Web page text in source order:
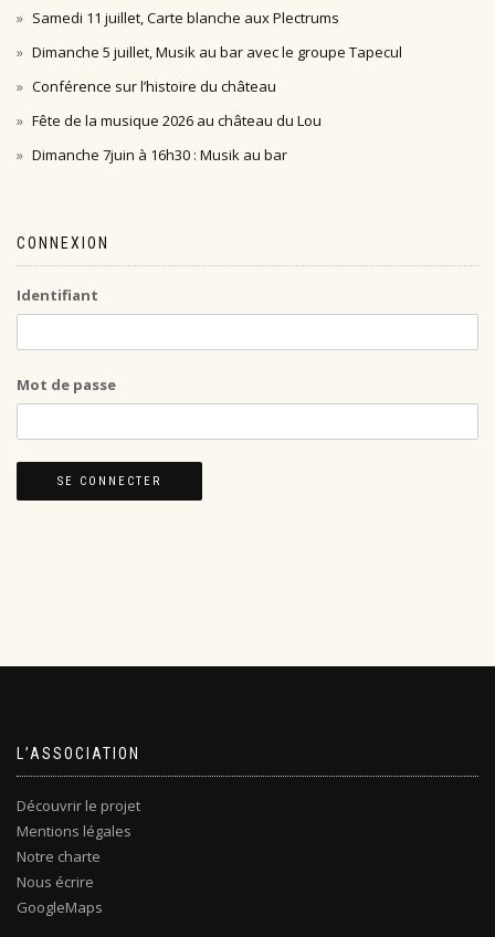
Samedi 11 juillet, Carte blanche aux Plectrums
Dimanche 5 juillet, Musik au bar avec le groupe Tapecul
Conférence sur l’histoire du château
Fête de la musique 2026 au château du Lou
Dimanche 7juin à 16h30 : Musik au bar
CONNEXION
Identifiant
Mot de passe
L’ASSOCIATION
Découvrir le projet
Mentions légales
Notre charte
Nous écrire
GoogleMaps